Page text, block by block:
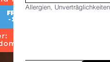
Allergien,